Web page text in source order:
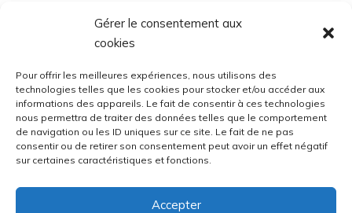
Gérer le consentement aux
cookies
Pour offrir les meilleures expériences, nous utilisons des
technologies telles que les cookies pour stocker et/ou accéder aux
informations des appareils. Le fait de consentir à ces technologies
nous permettra de traiter des données telles que le comportement
de navigation ou les ID uniques sur ce site. Le fait de ne pas
consentir ou de retirer son consentement peut avoir un effet négatif
sur certaines caractéristiques et fonctions.
Accepter